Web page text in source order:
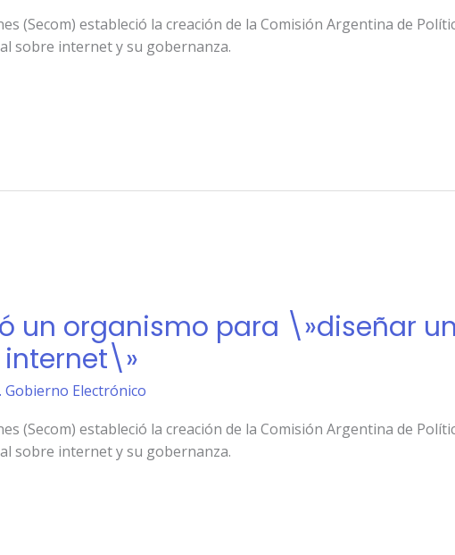
(Secom) estableció la creación de la Comisión Argentina de
sobre internet y su gobernanza.
un organismo para \»diseñar
Gobierno Electrónico
(Secom) estableció la creación de la Comisión Argentina de
sobre internet y su gobernanza.